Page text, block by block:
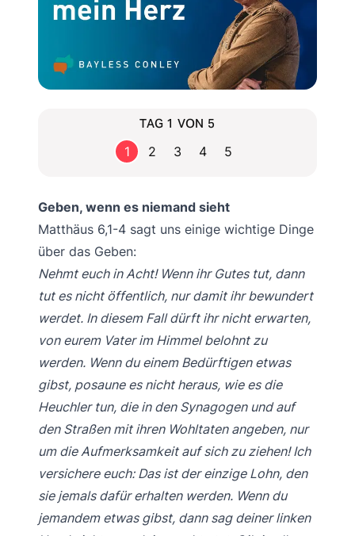
TAG 1 VON 5
1 2 3 4 5
Geben, wenn es niemand sieht
Matthäus 6,1-4 sagt uns einige wichtige Dinge
über das Geben:
Nehmt euch in Acht! Wenn ihr Gutes tut, dann
tut es nicht öffentlich, nur damit ihr bewundert
werdet. In diesem Fall dürft ihr nicht erwarten,
von eurem Vater im Himmel belohnt zu
werden. Wenn du einem Bedürftigen etwas
gibst, posaune es nicht heraus, wie es die
Heuchler tun, die in den Synagogen und auf
den Straßen mit ihren Wohltaten angeben, nur
um die Aufmerksamkeit auf sich zu ziehen! Ich
versichere euch: Das ist der einzige Lohn, den
sie jemals dafür erhalten werden. Wenn du
jemandem etwas gibst, dann sag deiner linken